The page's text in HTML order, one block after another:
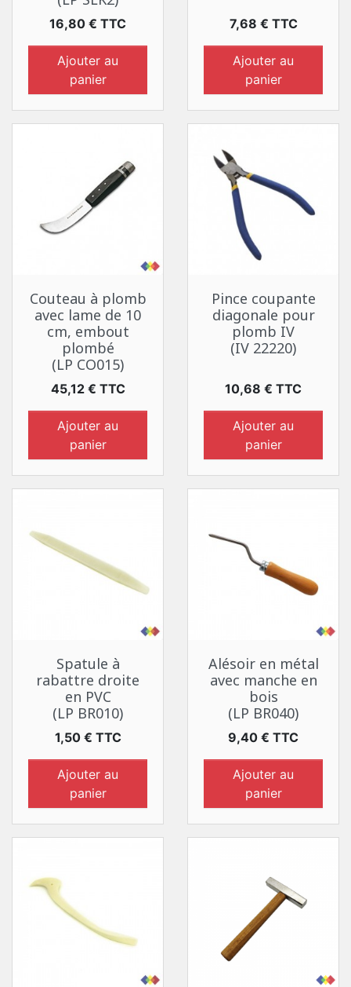
Prix
16,80 € TTC
Ajouter au
panier
Prix
7,68 € TTC
Ajouter au
panier
Couteau à plomb
avec lame de 10
cm, embout
plombé
(LP CO015)
Prix
45,12 € TTC
Ajouter au
panier
Pince coupante
diagonale pour
plomb IV
(IV 22220)
Prix
10,68 € TTC
Ajouter au
panier
Spatule à
rabattre droite
en PVC
(LP BR010)
Prix
1,50 € TTC
Ajouter au
panier
Alésoir en métal
avec manche en
bois
(LP BR040)
Prix
9,40 € TTC
Ajouter au
panier